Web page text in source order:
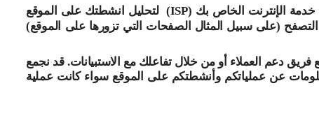
خدمة الإنترنت الخاص بك (ISP
) لتحليل انشطتك على الموقع
(على سبيل المثال الصفحات التي تزورها على الموقع)
دعم العملاء أو من خلال تفاعلك مع الاستبيانات. قد نجمع
عن عملياتكم وأنشطتكم على الموقع سواء كانت عملية